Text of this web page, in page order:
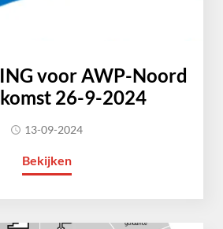
voor AWP-Noord
26-9-2024
13-09-2024
Bekijken